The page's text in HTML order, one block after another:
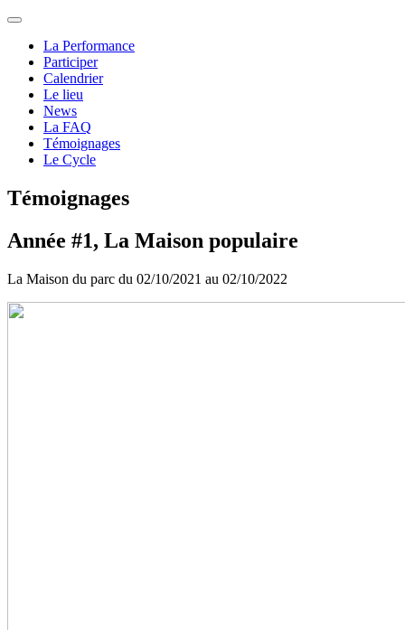
La Performance
Participer
Calendrier
Le lieu
News
La FAQ
Témoignages
Le Cycle
Témoignages
Année #1, La Maison populaire
La Maison du parc du 02/10/2021 au 02/10/2022